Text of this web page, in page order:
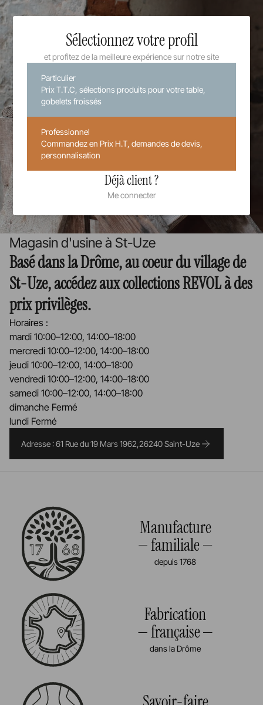
Magasin d'usine à St-Uze
Basé dans la Drôme, au coeur du village de
St-Uze, accédez aux collections REVOL à des
prix privilèges.
Horaires :
mardi 10:00–12:00, 14:00–18:00
mercredi 10:00–12:00, 14:00–18:00
jeudi 10:00–12:00, 14:00–18:00
vendredi 10:00–12:00, 14:00–18:00
samedi 10:00–12:00, 14:00–18:00
dimanche Fermé
lundi Fermé
Adresse : 61 Rue du 19 Mars 1962,26240 Saint-Uze
Manufacture
familiale
depuis 1768
Fabrication
française
dans la Drôme
Sélectionnez votre profil
et profitez de la meilleure expérience sur notre site
Particulier
Prix T.T.C, sélections produits pour votre table,
gobelets froissés
Professionnel
Commandez en Prix H.T, demandes de devis,
personnalisation
Déjà client ?
Me connecter